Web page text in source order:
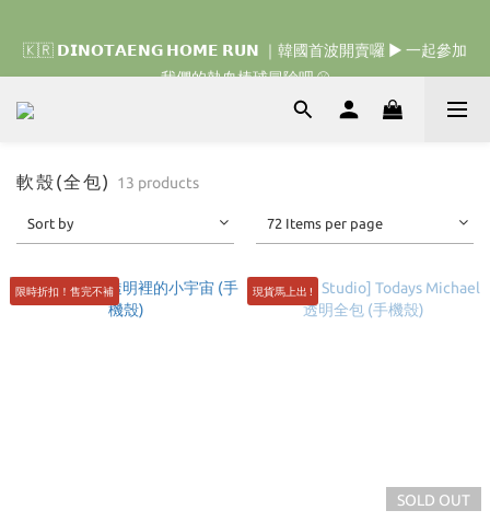
我們的熱血棒球冒險吧 ⚾️
我們的熱血棒球冒險吧 ⚾️
軟殼(全包) 13 products
Sort by 72 Items per page
限時折扣！售完不補 現貨馬上出 !
SOLD OUT